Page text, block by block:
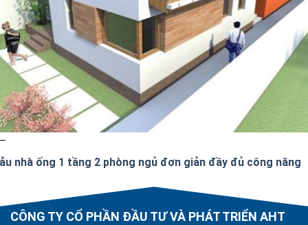
nhà ống 1 tầng 2 phòng ngủ đơn giản đầy đủ công năng
CÔNG TY CỔ PHẦN ĐẦU TƯ VÀ PHÁT TRIỂN AHT